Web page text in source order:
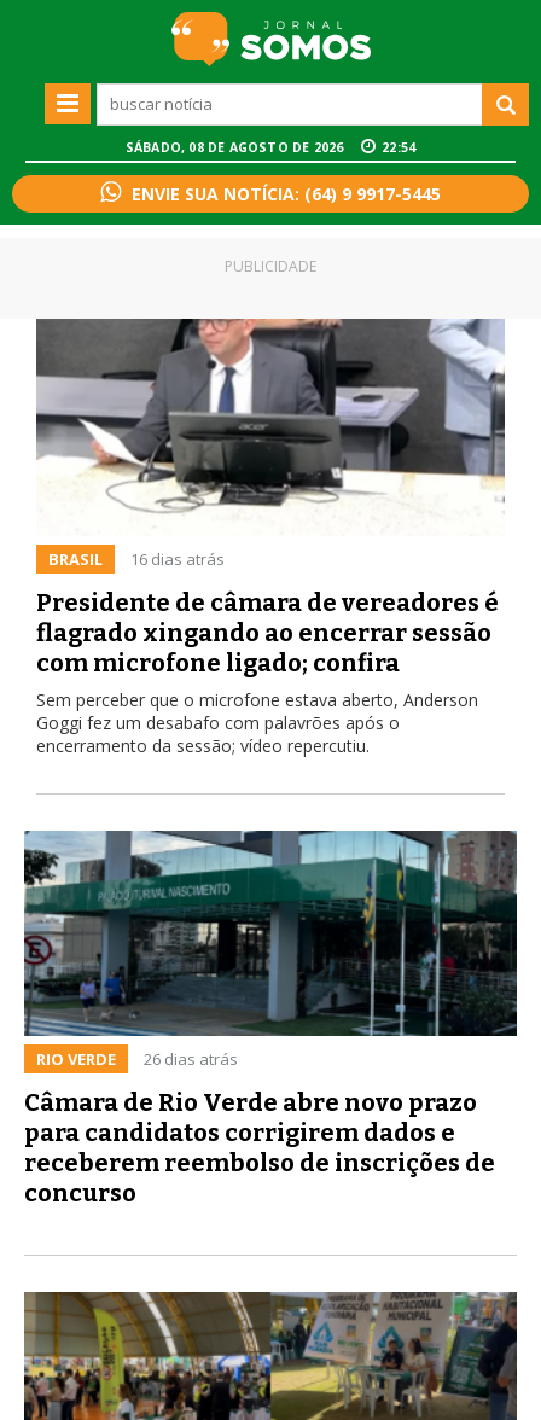
SÁBADO, 08 DE AGOSTO DE 2026 22:54
ENVIE SUA NOTÍCIA: (64) 9 9917-5445
BRASIL 16 dias atrás
Presidente de câmara de vereadores é
flagrado xingando ao encerrar sessão
com microfone ligado; confira
Sem perceber que o microfone estava aberto, Anderson
Goggi fez um desabafo com palavrões após o
encerramento da sessão; vídeo repercutiu.
PUBLICIDADE
RIO VERDE 26 dias atrás
Câmara de Rio Verde abre novo prazo
para candidatos corrigirem dados e
receberem reembolso de inscrições de
concurso